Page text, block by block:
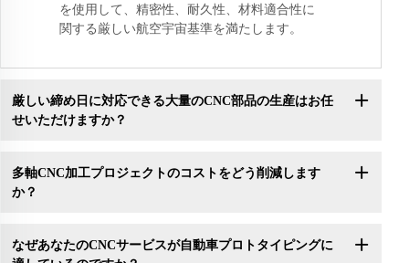
を使用して、精密性、耐久性、材料適合性に
関する厳しい航空宇宙基準を満たします。
厳しい締め日に対応できる大量のCNC部品の生産はお任
せいただけますか？
多軸CNC加工プロジェクトのコストをどう削減します
か？
なぜあなたのCNCサービスが自動車プロトタイピングに